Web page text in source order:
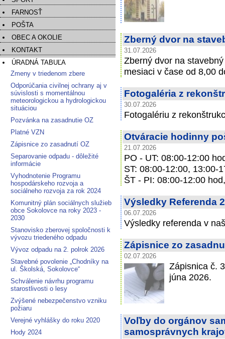
FARNOSŤ
POŠTA
OBEC A OKOLIE
KONTAKT
ÚRADNÁ TABUĽA
Zmeny v triedenom zbere
Odporúčania civilnej ochrany aj v
súvislosti s momentálnou
meteorologickou a hydrologickou
situáciou
Pozvánka na zasadnutie OZ
Platné VZN
Zápisnice zo zasadnutí OZ
Separovanie odpadu - dôležité
informácie
Vyhodnotenie Programu
hospodárskeho rozvoja a
sociálneho rozvoja za rok 2024
Komunitný plán sociálnych služieb
obce Sokolovce na roky 2023 -
2030
Stanovisko zberovej spoločnosti k
vývozu triedeného odpadu
Vývoz odpadu na 2. polrok 2026
Stavebné povolenie „Chodníky na
ul. Školská, Sokolovce“
Schválenie návrhu programu
starostlivosti o lesy
Zvýšené nebezpečenstvo vzniku
požiaru
Verejné vyhlášky do roku 2020
Hody 2024
Zberný dvor na
31.07.2026
Zberný dvor na
mesiaci v čase od 8,00
Fotogaléria z
30.07.2026
Fotogalériu z
Otváracie hodinny
21.07.2026
PO - UT: 08:00-12:00
ST: 08:00-12:00, 13:00-
ŠT - PI: 08:00-12:00
Výsledky Referenda
06.07.2026
Výsledky referenda v
Zápisnice zo
02.07.2026
Zápisnica č.
júna 2026.
Voľby do orgánov
samosprávnych